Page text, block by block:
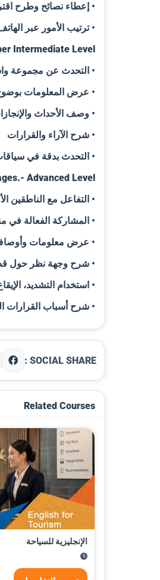
• إعطاء نصائح وطرح
• ترتيب الأمور عبر
Intermediate Level :
• التحدث عن مجموعة
• عرض المعلومات
• وصف الأحداث
• شرح الآراء والقرارات
• التحدث بدقة في
Advanced Level :
• التفاعل مع الناطقين
• المشاركة الفعالة
• عرض معلومات
• شرح وجهة نظر حول
• استخدام التشديد،
• شرح أسباب القرارات
SOCIAL SHARE :
Related Courses
الإنجليزية للسياحة